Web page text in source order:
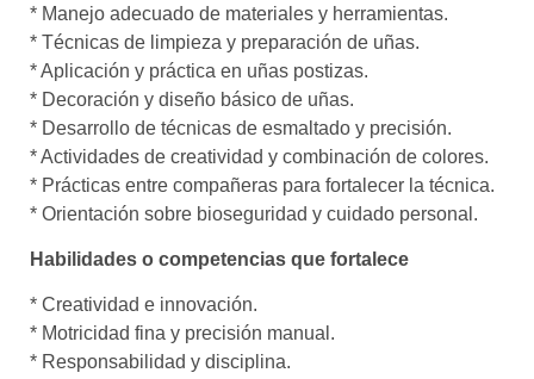
* Manejo adecuado de materiales y herramientas.
* Técnicas de limpieza y preparación de uñas.
* Aplicación y práctica en uñas postizas.
* Decoración y diseño básico de uñas.
* Desarrollo de técnicas de esmaltado y precisión.
* Actividades de creatividad y combinación de colores.
* Prácticas entre compañeras para fortalecer la técnica.
* Orientación sobre bioseguridad y cuidado personal.
Habilidades o competencias que fortalece
* Creatividad e innovación.
* Motricidad fina y precisión manual.
* Responsabilidad y disciplina.